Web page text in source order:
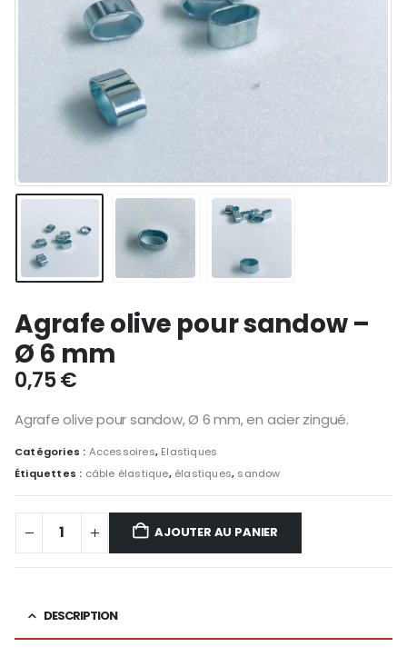
Agrafe olive pour sandow –
Ø 6 mm
0,75€
Agrafe olive pour sandow, Ø 6 mm, en acier zingué.
Catégories : Accessoires, Elastiques
Étiquettes : câble élastique, élastiques, sandow
AJOUTER AU PANIER
DESCRIPTION